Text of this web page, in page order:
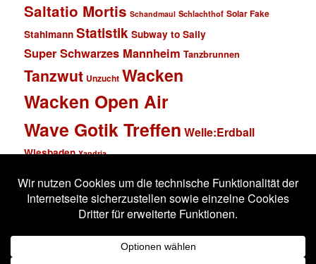
Saltatio Mortis Schandmaul Schlachthof Solar Fake
Stahlmann Statistik Subway to Sally
Super Schwarzes Mannheim Tanzbrunnen
Tanzwut Unzucht Wacken
Wacken Open Air
Wave Gotik Treffen Welle:Erdball
Wiesbaden Xandria
Impressum